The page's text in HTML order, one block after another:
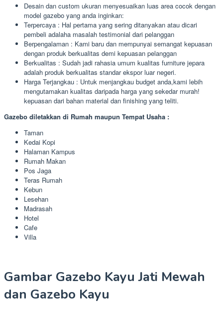
Desain dan custom ukuran menyesuaikan luas area cocok dengan
model gazebo yang anda inginkan:
Terpercaya : Hal pertama yang sering ditanyakan atau dicari
pembeli adalaha masalah testimonial dari pelanggan
Berpengalaman : Kami baru dan mempunyai semangat kepuasan
dengan produk berkualitas demi kepuasan pelanggan
Berkualitas : Sudah jadi rahasia umum kualitas furniture jepara
adalah produk berkualitas standar ekspor luar negeri.
Harga Terjangkau : Untuk menjangkau budget anda,kami lebih
mengutamakan kualitas daripada harga yang sekedar murah!
kepuasan dari bahan material dan finishing yang teliti.
Gazebo diletakkan di Rumah maupun Tempat Usaha :
Taman
Kedai Kopi
Halaman Kampus
Rumah Makan
Pos Jaga
Teras Rumah
Kebun
Lesehan
Madrasah
Hotel
Cafe
Villa
Gambar Gazebo Kayu Jati Mewah
dan Gazebo Kayu